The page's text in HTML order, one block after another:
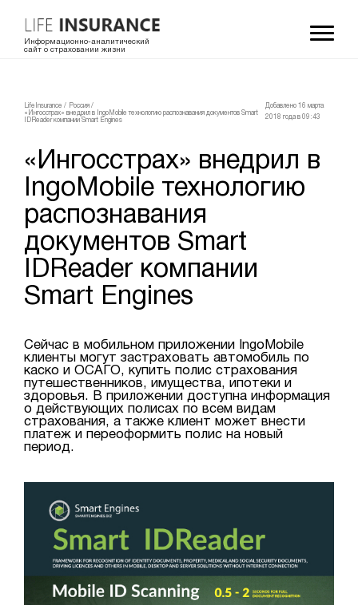
Информационно-аналитический
сайт о страховании жизни
LifeInsurance / Россия /
«Ингосстрах» внедрил в IngoMobile технологию распознавания документов Smart
IDReader компании Smart Engines
Добавлено 16 мартa
2018 года в 09:43
«Ингосстрах» внедрил в
IngoMobile технологию
распознавания
документов Smart
IDReader компании
Smart Engines
Сейчас в мобильном приложении IngoMobile
клиенты могут застраховать автомобиль по
каско и ОСАГО, купить полис страхования
путешественников, имущества, ипотеки и
здоровья. В приложении доступна информация
о действующих полисах по всем видам
страхования, а также клиент может внести
платеж и переоформить полис на новый
период.